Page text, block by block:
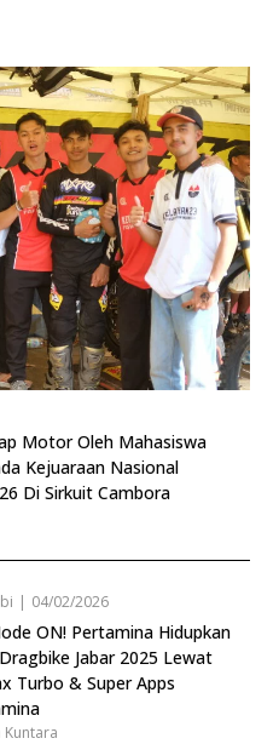
Motor Oleh Mahasiswa
Kejuaraan Nasional
Di Sirkuit Cambora
| 04/02/2026
ON! Pertamina Hidupkan
Jabar 2025 Lewat
Turbo & Super Apps
Kuntara